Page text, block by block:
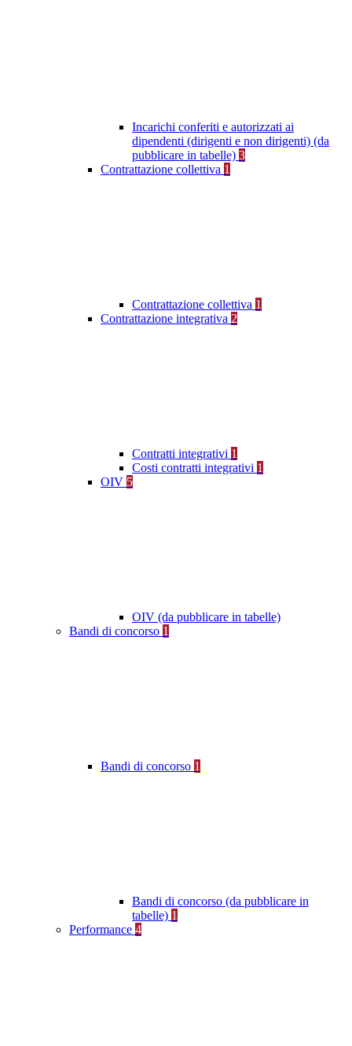
Incarichi conferiti e autorizzati ai
dipendenti (dirigenti e non dirigenti) (da
pubblicare in tabelle) 3
Contrattazione collettiva 1
Contrattazione collettiva 1
Contrattazione integrativa 2
Contratti integrativi 1
Costi contratti integrativi 1
OIV 5
OIV (da pubblicare in tabelle)
Bandi di concorso 1
Bandi di concorso 1
Bandi di concorso (da pubblicare in
tabelle) 1
Performance 4